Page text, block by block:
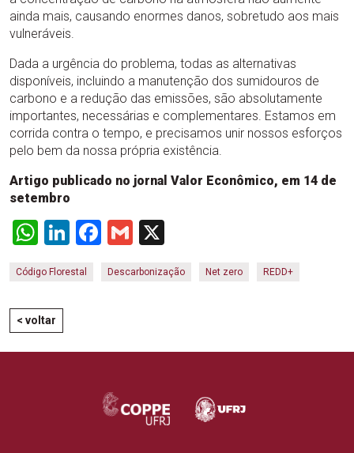
ainda mais, causando enormes danos, sobretudo aos mais
vulneráveis.
Dada a urgência do problema, todas as alternativas
disponíveis, incluindo a manutenção dos sumidouros de
carbono e a redução das emissões, são absolutamente
importantes, necessárias e complementares. Estamos em
corrida contra o tempo, e precisamos unir nossos esforços
pelo bem da nossa própria existência.
Artigo publicado no jornal Valor Econômico, em 14 de
setembro
WhatsApp
LinkedIn
Facebook
Gmail
Código Florestal Descarbonização Net zero REDD+
< voltar